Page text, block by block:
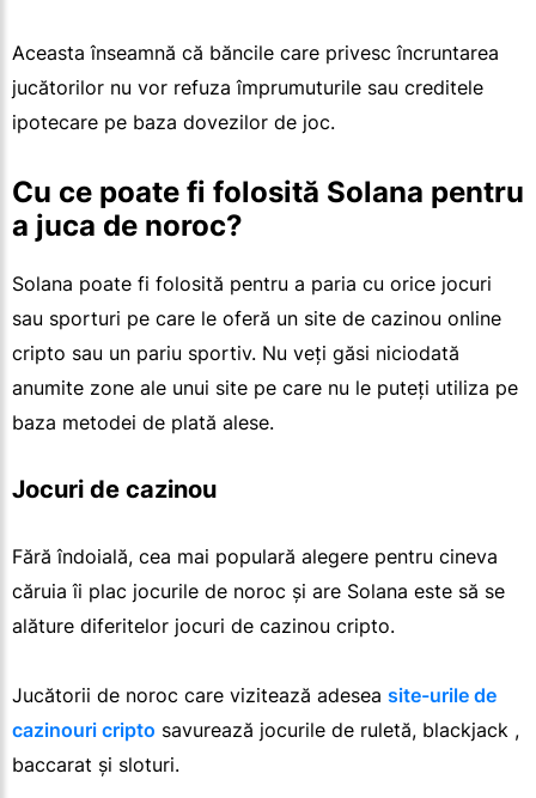
Aceasta înseamnă că băncile care privesc încruntarea
jucătorilor nu vor refuza împrumuturile sau creditele
ipotecare pe baza dovezilor de joc.
Cu ce poate fi folosită Solana pentru
a juca de noroc?
Solana poate fi folosită pentru a paria cu orice jocuri
sau sporturi pe care le oferă un site de cazinou online
cripto sau un pariu sportiv. Nu veți găsi niciodată
anumite zone ale unui site pe care nu le puteți utiliza pe
baza metodei de plată alese.
Jocuri de cazinou
Fără îndoială, cea mai populară alegere pentru cineva
căruia îi plac jocurile de noroc și are Solana este să se
alăture diferitelor jocuri de cazinou cripto.
Jucătorii de noroc care vizitează adesea site-urile de
cazinouri cripto savurează jocurile de ruletă, blackjack ,
baccarat și sloturi.